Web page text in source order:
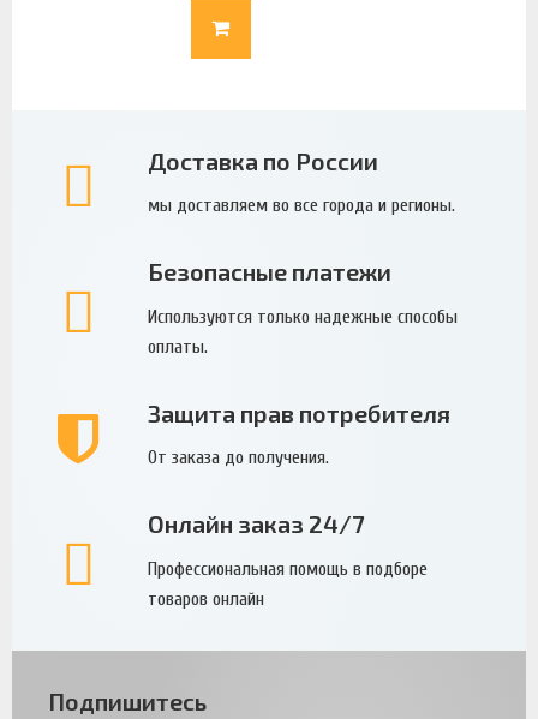
Доставка по России
мы доставляем во все города и регионы.
Безопасные платежи
Используются только надежные способы
оплаты.
Защита прав потребителя
От заказа до получения.
Онлайн заказ 24/7
Профессиональная помощь в подборе
товаров онлайн
Подпишитесь